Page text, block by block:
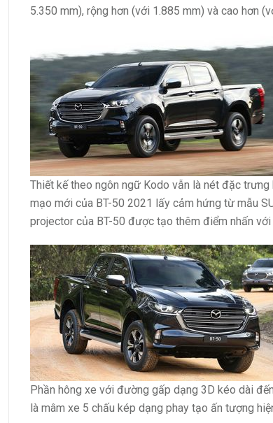
5.350 mm), rộng hơn (với 1.885 mm) và cao hơn
Thiết kế theo ngôn ngữ Kodo vẫn là nét đặc
mạo mới của BT-50 2021 lấy cảm hứng từ mẫu
projector của BT-50 được tạo thêm điểm nhấn
Phần hông xe với đường gấp dạng 3D kéo dài
là mâm xe 5 chấu kép dạng phay tạo ấn tượng